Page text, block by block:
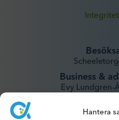
Hantera
Business &
Evy Lundgren-